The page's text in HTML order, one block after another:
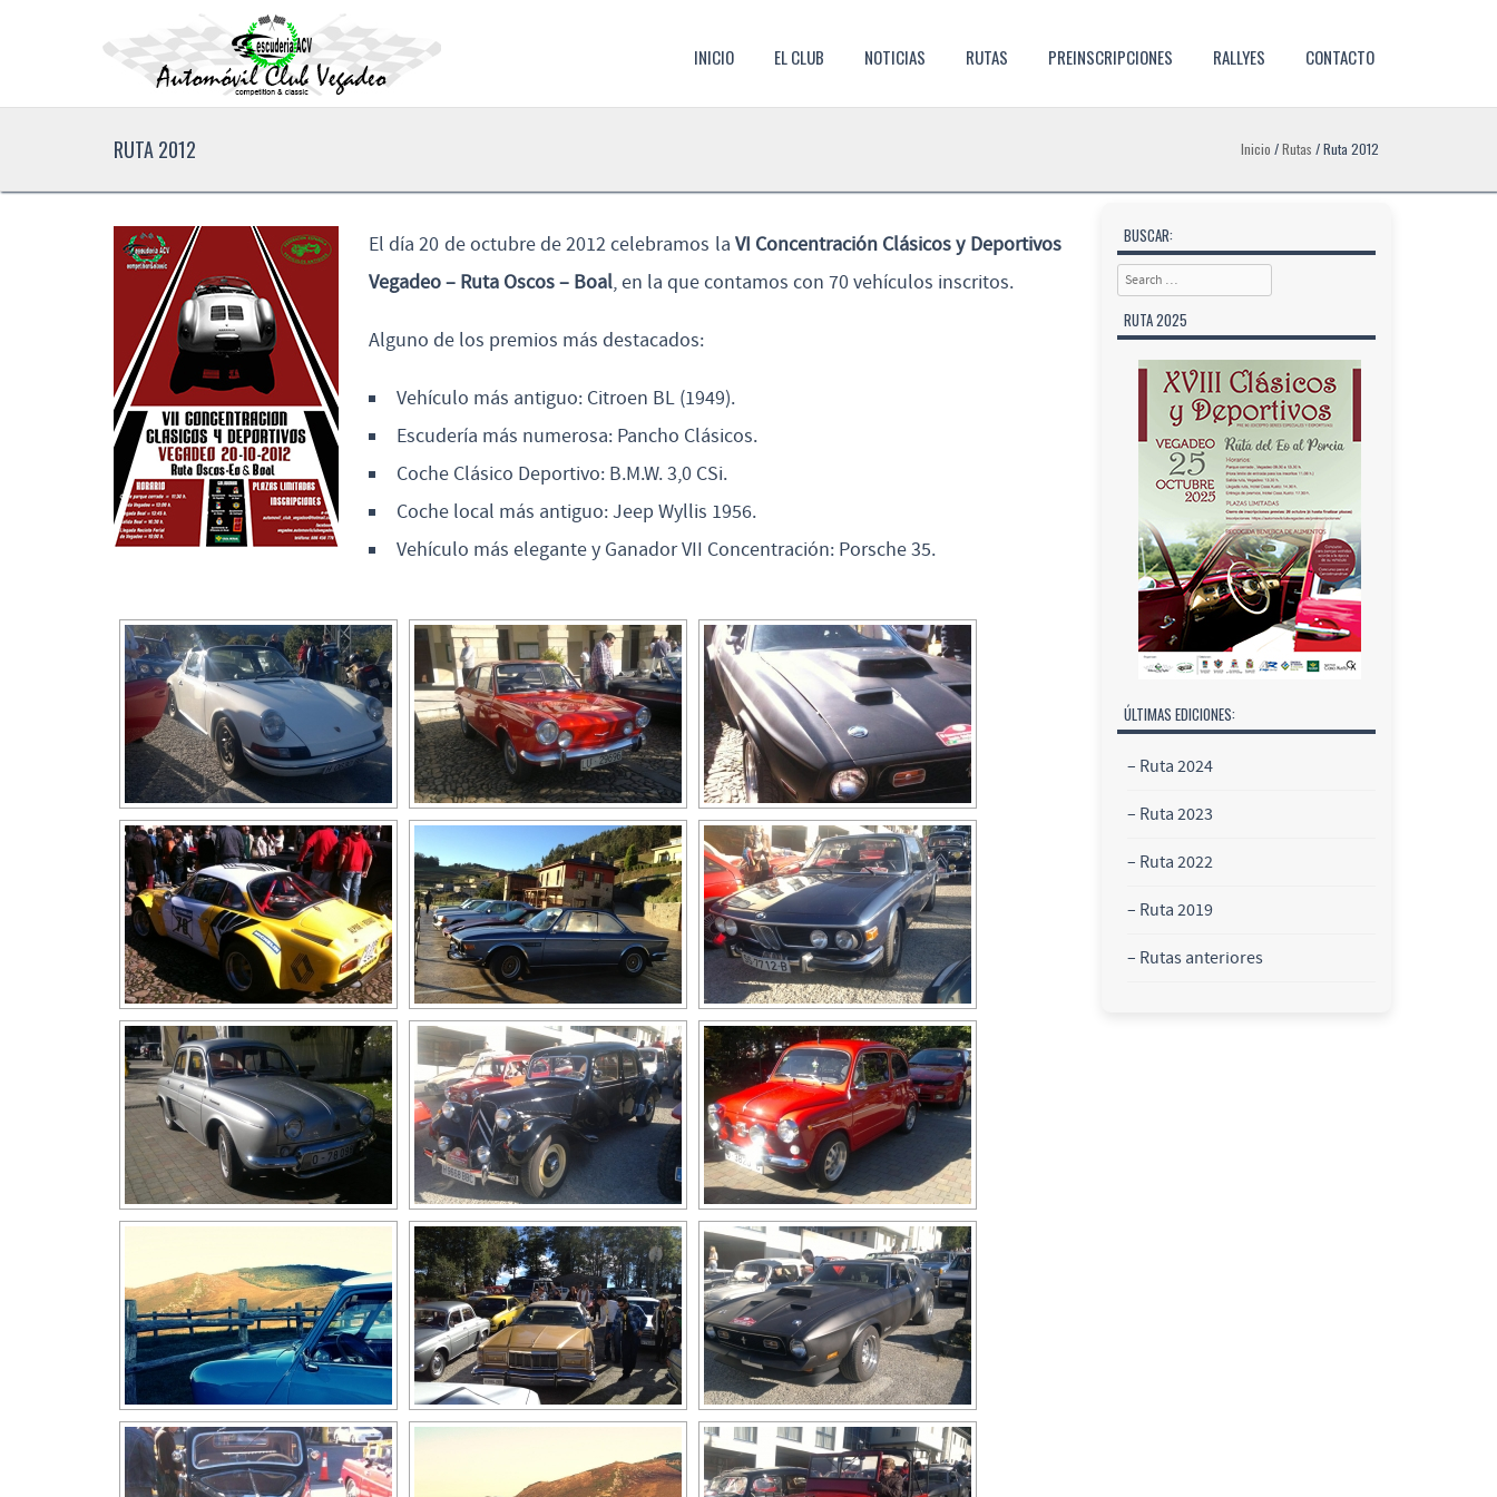
INICIO EL CLUB NOTICIAS RUTAS PREINSCRIPCIONES RALLYES CONTACTO
RUTA 2012 Inicio /Rutas /Ruta 2012
El día 20 de octubre de 2012 celebramos la VI Concentración Clásicos y Deportivos
Vegadeo – Ruta Oscos – Boal, en la que contamos con 70 vehículos inscritos.
Alguno de los premios más destacados:
Vehículo más antiguo: Citroen BL (1949).
Escudería más numerosa: Pancho Clásicos.
Coche Clásico Deportivo: B.M.W. 3,0 CSi.
Coche local más antiguo: Jeep Wyllis 1956.
Vehículo más elegante y Ganador VII Concentración: Porsche 35.
BUSCAR:
Search
RUTA 2025
ÚLTIMAS EDICIONES:
– Ruta 2024
– Ruta 2023
– Ruta 2022
– Ruta 2019
– Rutas anteriores